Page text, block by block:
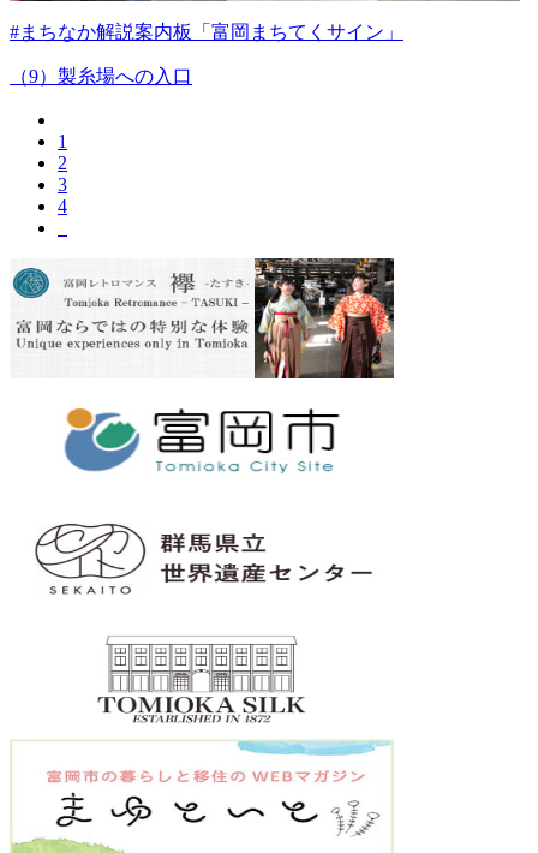
#まちなか解説案内板「富岡まちてくサイン」
（9）製糸場への入口
1
2
3
4